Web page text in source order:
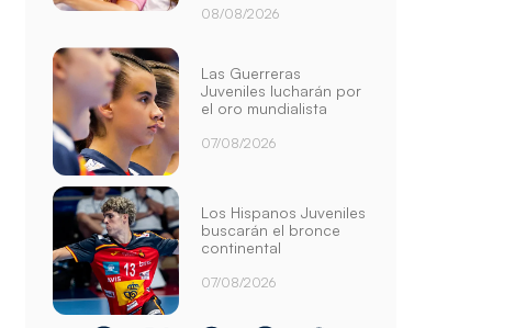
08/08/2026
Las Guerreras
Juveniles lucharán por
el oro mundialista
07/08/2026
Los Hispanos Juveniles
buscarán el bronce
continental
07/08/2026